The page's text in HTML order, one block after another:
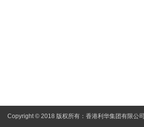
Copyright © 2018 版权所有：香港利华集团有限公司